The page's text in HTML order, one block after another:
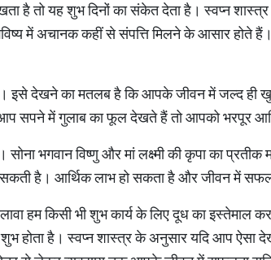
है तो यह शुभ दिनों का संकेत देता है। स्वप्न
में अचानक कहीं से संपत्ति मिलने के आसार होते हैं।
इसे देखने का मतलब है कि आपके जीवन में जल्द ही
आप सपने में गुलाब का फूल देखते हैं तो आपको भरपूर
भगवान विष्णु और मां लक्ष्मी की कृपा का
सकती है। आर्थिक लाभ हो सकता है और जीवन में
हम किसी भी शुभ कार्य के लिए दूध का इस्तेमाल
होता है। स्वप्न शास्त्र के अनुसार यदि आप ऐसा